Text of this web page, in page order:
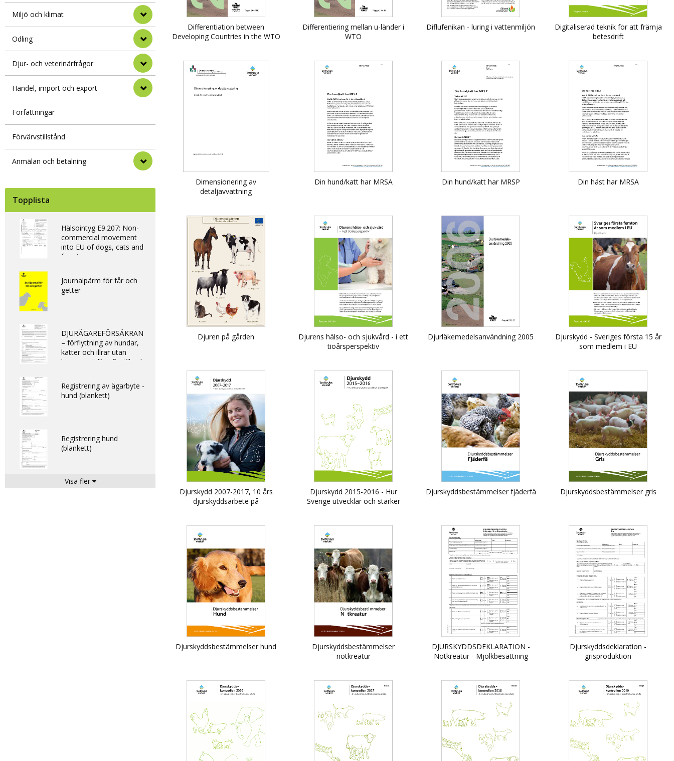
Miljö och klimat
Odling
Djur- och veterinärfrågor
Handel, import och export
Författningar
Förvärvstillstånd
Anmälan och betalning
Topplista
Hälsointyg E9.207: Non-
commercial movement
into EU of dogs, cats and
ferrets
Journalpärm för får och
getter
DJURÄGAREFÖRSÄKRAN
– förflyttning av hundar,
katter och illrar utan
kommersiellt syfte till och
movement of dogs, cats
and ferrets into and within
Registrering av ägarbyte -
hund (blankett)
Registrering hund
(blankett)
Registrering - Katt
Visa fler
Differentiation between
Developing Countries in the WTO
Differentiering mellan u-länder i
WTO
Diflufenikan - luring i vattenmiljön
Digitaliserad teknik för att främja
betesdrift
Dimensionering av
detaljavvattning
Din hund/katt har MRSA Din hund/katt har MRSP Din häst har MRSA
Djuren på gården
Djurens hälso- och sjukvård - i ett
tioårsperspektiv
Djurläkemedelsanvändning 2005
Djurskydd - Sveriges första 15 år
som medlem i EU
Djurskydd 2007-2017, 10 års
djurskyddsarbete på
Djurskydd 2015-2016 - Hur
Sverige utvecklar och stärker
Djurskyddsbestämmelser fjäderfä Djurskyddsbestämmelser gris
Djurskyddsbestämmelser hund
Djurskyddsbestämmelser
nötkreatur
DJURSKYDDSDEKLARATION -
Nötkreatur - Mjölkbesättning
Djurskyddsdeklaration -
grisproduktion